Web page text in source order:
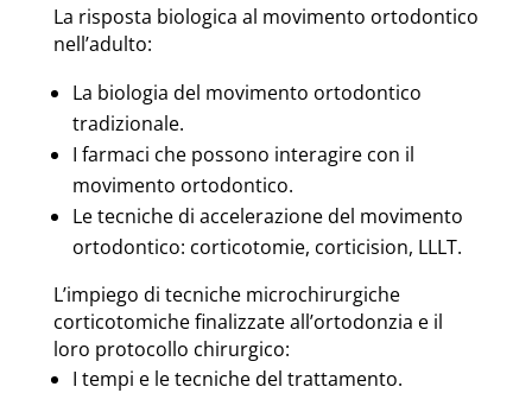
La risposta biologica al movimento ortodontico
nell’adulto:
La biologia del movimento ortodontico
tradizionale.
I farmaci che possono interagire con il
movimento ortodontico.
Le tecniche di accelerazione del movimento
ortodontico: corticotomie, corticision, LLLT.
L’impiego di tecniche microchirurgiche
corticotomiche finalizzate all’ortodonzia e il
loro protocollo chirurgico:
I tempi e le tecniche del trattamento.